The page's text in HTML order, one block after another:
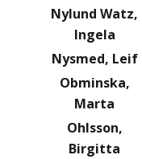
Nylund Watz,
Ingela
Nysmed, Leif
Obminska,
Marta
Ohlsson,
Birgitta